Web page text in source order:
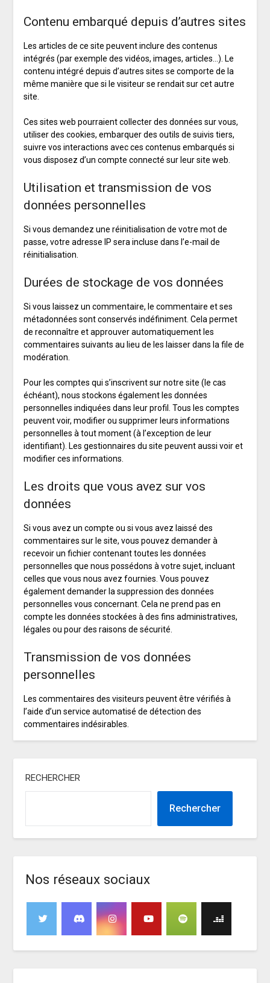
Contenu embarqué depuis d’autres sites
Les articles de ce site peuvent inclure des contenus
intégrés (par exemple des vidéos, images, articles…). Le
contenu intégré depuis d’autres sites se comporte de la
même manière que si le visiteur se rendait sur cet autre
site.
Ces sites web pourraient collecter des données sur vous,
utiliser des cookies, embarquer des outils de suivis tiers,
suivre vos interactions avec ces contenus embarqués si
vous disposez d’un compte connecté sur leur site web.
Utilisation et transmission de vos
données personnelles
Si vous demandez une réinitialisation de votre mot de
passe, votre adresse IP sera incluse dans l’e-mail de
réinitialisation.
Durées de stockage de vos données
Si vous laissez un commentaire, le commentaire et ses
métadonnées sont conservés indéfiniment. Cela permet
de reconnaître et approuver automatiquement les
commentaires suivants au lieu de les laisser dans la file de
modération.
Pour les comptes qui s’inscrivent sur notre site (le cas
échéant), nous stockons également les données
personnelles indiquées dans leur profil. Tous les comptes
peuvent voir, modifier ou supprimer leurs informations
personnelles à tout moment (à l’exception de leur
identifiant). Les gestionnaires du site peuvent aussi voir et
modifier ces informations.
Les droits que vous avez sur vos
données
Si vous avez un compte ou si vous avez laissé des
commentaires sur le site, vous pouvez demander à
recevoir un fichier contenant toutes les données
personnelles que nous possédons à votre sujet, incluant
celles que vous nous avez fournies. Vous pouvez
également demander la suppression des données
personnelles vous concernant. Cela ne prend pas en
compte les données stockées à des fins administratives,
légales ou pour des raisons de sécurité.
Transmission de vos données
personnelles
Les commentaires des visiteurs peuvent être vérifiés à
l’aide d’un service automatisé de détection des
commentaires indésirables.
RECHERCHER
Rechercher
Nos réseaux sociaux